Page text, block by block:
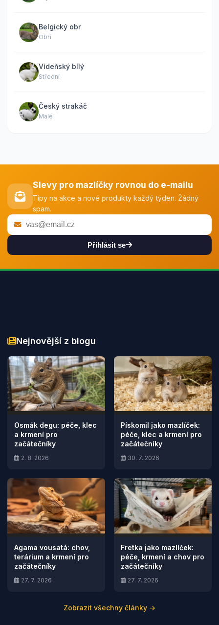
Belgický obr
Obří
Vídeňský bílý
Střední
Český strakáč
Malé
Slevy pro mazlíčky rovnou do e-mailu
Tipy na akce a nové produkty každý týden. Žádný
spam.
Přihlásit se
Nejnovější z blogu
Osmák degu: péče, klec
a krmení pro
začátečníky
2. 8. 2026
Pískomil jako mazlíček:
péče, klec a krmení pro
začátečníky
30. 7. 2026
Agama vousatá: chov,
terárium a krmení pro
začátečníky
27. 7. 2026
Fretka jako mazlíček:
péče, krmení a chov pro
začátečníky
27. 7. 2026
Zobrazit všechny články →